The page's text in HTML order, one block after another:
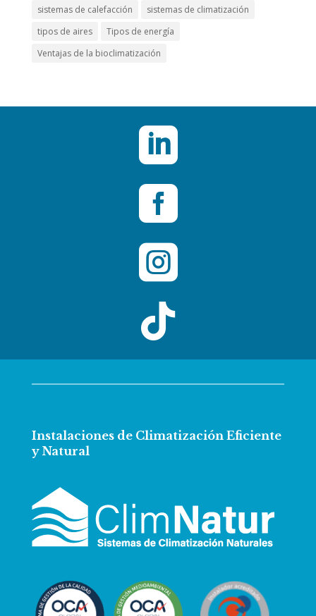
sistemas de calefacción
sistemas de climatización
tipos de aires
Tipos de energía
Ventajas de la bioclimatización




Instalaciones de Climatización Eficiente
y Natural